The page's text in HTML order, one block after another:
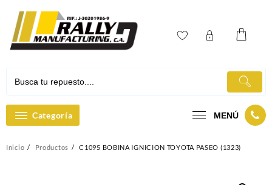
contenido
Categoría MENÚ
Inicio Productos C1095 BOBINA IGNICION TOYOTA PASEO (1323)